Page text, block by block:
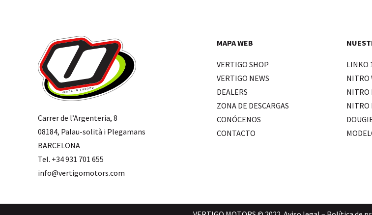
Carrer de l’Argenteria, 8
08184, Palau-solità i Plegamans
BARCELONA
Tel. +34 931 701 655
info@vertigomotors.com
MAPA WEB
VERTIGO SHOP
VERTIGO NEWS
DEALERS
ZONA DE DESCARGAS
CONÓCENOS
CONTACTO
LINKO
NITRO
NITRO
NITRO